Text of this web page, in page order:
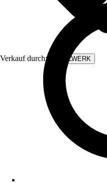
Verkauf durch: STAHLWERK